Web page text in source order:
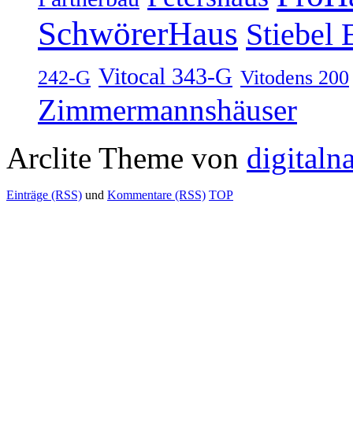
SchwörerHaus Stiebel
242-G Vitocal 343-G Vitodens 200
Zimmermannshäuser
Arclite Theme von
Einträge (RSS) und Kommentare (RSS) TOP